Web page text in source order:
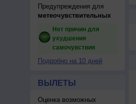
Предупреждения для
метеочувствительных
Нет причин для
ухудшения
самочувствия
Подробно на 10 дней
ВЫЛЕТЫ
Оценка возможных